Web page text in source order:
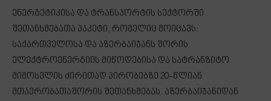
ენერგეტიკისა და ტრანსპორტის სექტორში
შეთანხმებათა პაკეტი, რომელიც მოიცავს:
საქართველოსა და აზერბაიჯანს შორის
ელექტროენერგიის მიწოდებისა და სატრანზიტო
მიმოსვლის ძირითად პირობებზე 20-წლიან
მთავრობათაშორის შეთანხმებას. აზერბაიჯანიდან